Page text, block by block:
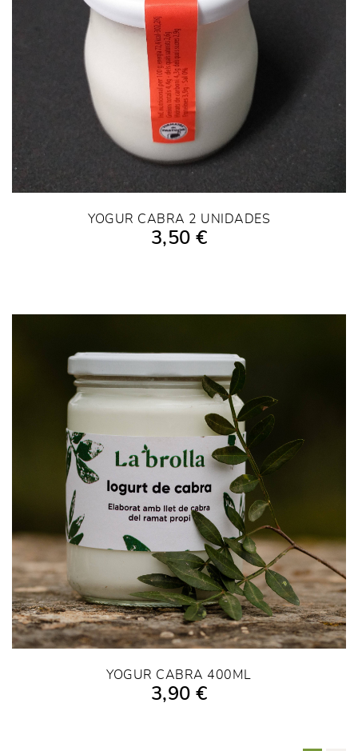
AÑADIR A LA COMPRA
YOGUR CABRA 2 UNIDADES
3,50 €
AÑADIR A LA COMPRA
YOGUR CABRA 400ML
3,90 €